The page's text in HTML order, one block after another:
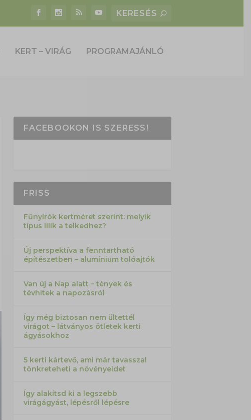
KERT – VIRÁG PROGRAMAJÁNLÓ
FACEBOOKON IS SZERESS!
FRISS
Fűnyírók kertméret szerint: melyik
típus illik a telkedhez?
Új perspektíva a fenntartható
építészetben – alumínium tolóajtók
Van új a Nap alatt – tények és
tévhitek a napozásról
Így még biztosan nem ültettél
virágot – látványos ötletek kerti
ágyásokhoz
5 kerti kártevő, ami már tavasszal
tönkreteheti a növényeidet
Így alakítsd ki a legszebb
virágágyást, lépésről lépésre